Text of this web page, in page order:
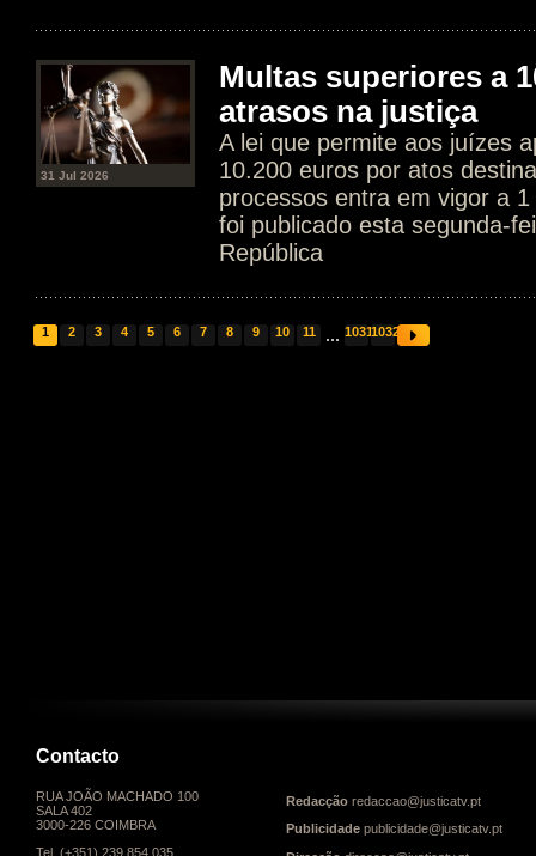
31 Jul 2026
Multas superiores a
atrasos na justiça
A lei que permite aos juízes
10.200 euros por atos
processos entra em vigor a
foi publicado esta segunda-
República
1 2 3 4 5 6 7 8 9 10 11 ... 10311032
Contacto
RUA JOÃO MACHADO 100
SALA 402
3000-226 COIMBRA
Tel. (+351) 239 854 035
Redacção redaccao@justicatv.pt
Publicidade publicidade@justicatv.pt